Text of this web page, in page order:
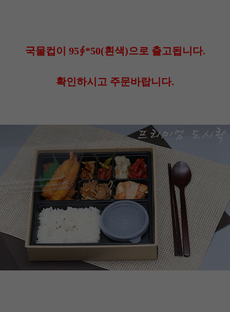
국물컵이 95∮*50(흰색)으로 출고됩니다.
확인하시고 주문바랍니다.